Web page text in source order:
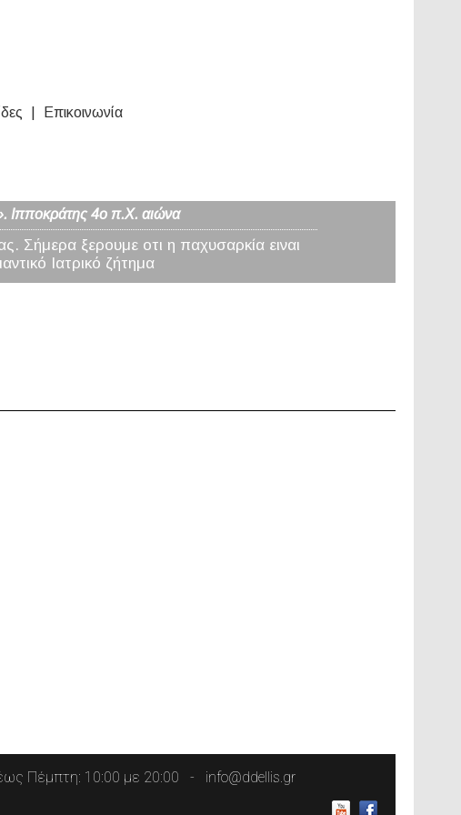
Επικοινωνία
Ιπποκράτης 4ο π.Χ. αιώνα
Σήμερα ξερουμε οτι η παχυσαρκία ειναι
Ιατρικό ζήτημα
Πέμπτη: 10:00 με 20:00 info@ddellis.gr